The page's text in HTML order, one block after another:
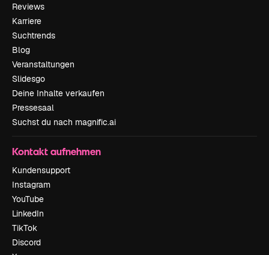
Reviews
Karriere
Suchtrends
Blog
Veranstaltungen
Slidesgo
Deine Inhalte verkaufen
Pressesaal
Suchst du nach magnific.ai
Kontakt aufnehmen
Kundensupport
Instagram
YouTube
LinkedIn
TikTok
Discord